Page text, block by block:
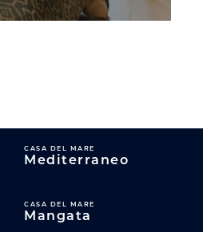
CASA DEL MARE
Mediterraneo
CASA DEL MARE
Mangata